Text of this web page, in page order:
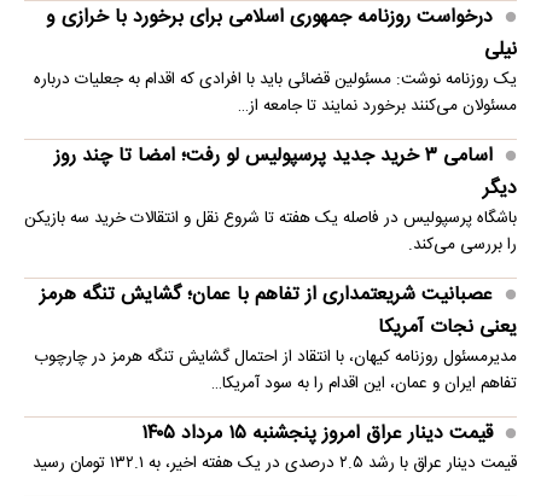
درخواست روزنامه جمهوری اسلامی برای برخورد با خرازی و
نیلی
یک روزنامه نوشت: مسئولین قضائی باید با افرادی که اقدام به جعلیات درباره
مسئولان می‌کنند برخورد نمایند تا جامعه از…
اسامی ۳ خرید جدید پرسپولیس لو رفت؛ امضا تا چند روز
دیگر
باشگاه پرسپولیس در فاصله یک هفته تا شروع نقل و انتقالات خرید سه بازیکن
را بررسی می‌کند.
عصبانیت شریعتمداری از تفاهم با عمان؛ گشایش تنگه هرمز
یعنی نجات آمریکا
مدیرمسئول روزنامه کیهان، با انتقاد از احتمال گشایش تنگه هرمز در چارچوب
تفاهم ایران و عمان، این اقدام را به سود آمریکا…
قیمت دینار عراق امروز پنجشنبه ۱۵ مرداد ۱۴۰۵
قیمت دینار عراق با رشد ۲.۵ درصدی در یک هفته اخیر، به ۱۳۲.۱ تومان رسید